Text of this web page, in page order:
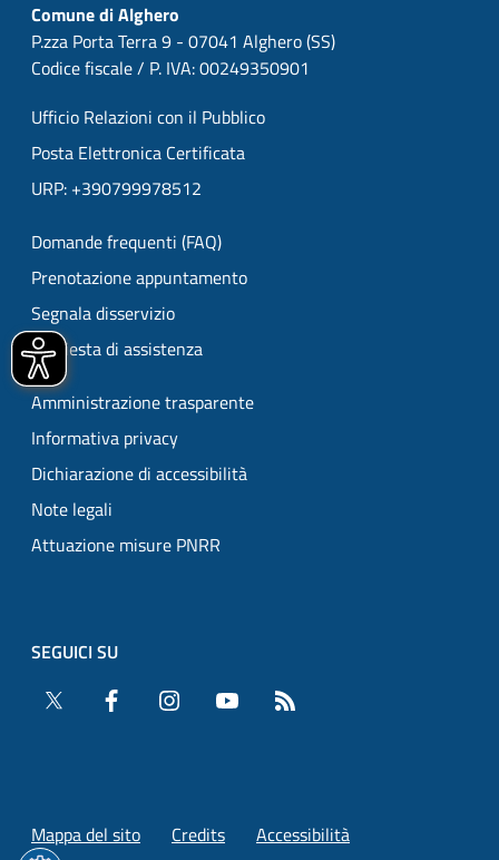
Comune di Alghero
P.zza Porta Terra 9 - 07041 Alghero (SS)
Codice fiscale / P. IVA: 00249350901
Ufficio Relazioni con il Pubblico
Posta Elettronica Certificata
URP: +390799978512
Domande frequenti (FAQ)
Prenotazione appuntamento
Segnala disservizio
Richiesta di assistenza
Amministrazione trasparente
Informativa privacy
Dichiarazione di accessibilità
Note legali
Attuazione misure PNRR
SEGUICI SU
Twitter
Facebook Instagram YouTube
Mappa del sito Credits Accessibilità